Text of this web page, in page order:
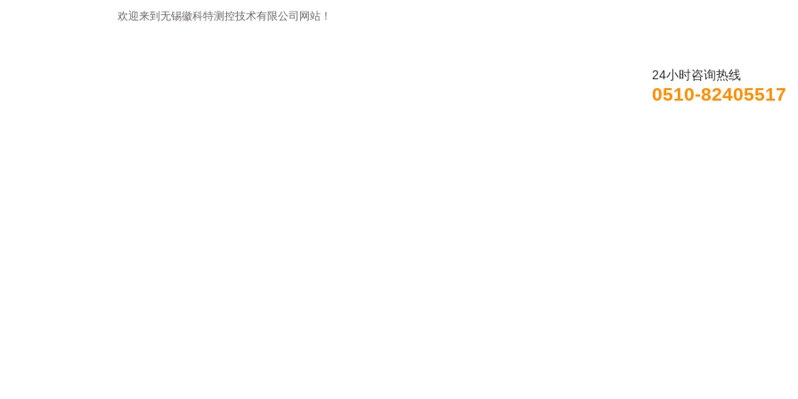
欢迎来到无锡徽科特测控技术有限公司网站！
24小时咨询热线
0510-82405517